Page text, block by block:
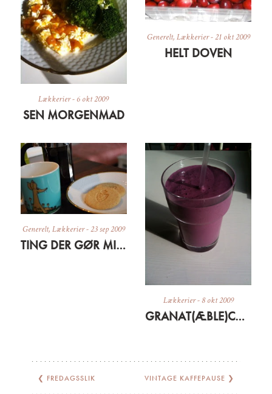
Lækkerier- 6 okt 2009
SEN MORGENMAD
Generelt, Lækkerier-21 okt 2009
HELT DOVEN
Generelt, Lækkerier-23 sep 2009
TING DER GØR MIG GLAD LIGE NU
Lækkerier-8 okt 2009
GRANAT(ÆBLE)CHOK
❮ FREDAGSSLIK VINTAGE KAFFEPAUSE ❯